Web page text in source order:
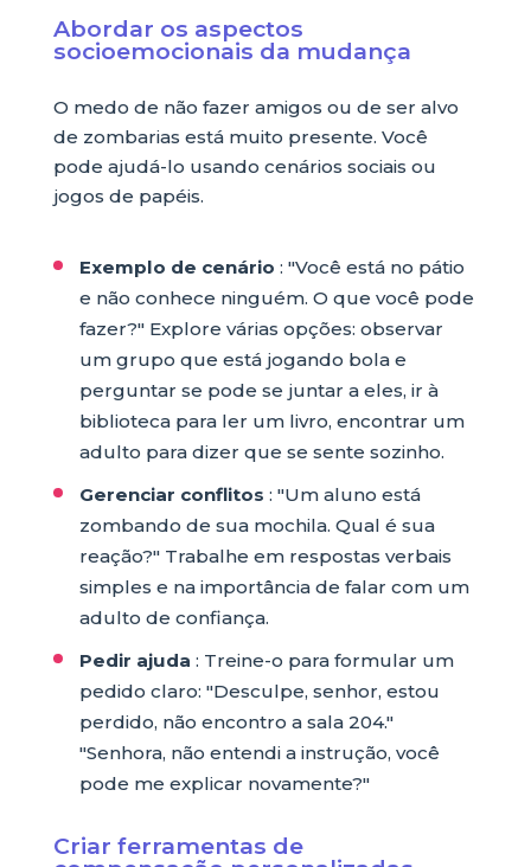
Abordar os aspectos
socioemocionais da mudança
O medo de não fazer amigos ou de ser alvo
de zombarias está muito presente. Você
pode ajudá-lo usando cenários sociais ou
jogos de papéis.
Exemplo de cenário : "Você está no pátio
e não conhece ninguém. O que você pode
fazer?" Explore várias opções: observar
um grupo que está jogando bola e
perguntar se pode se juntar a eles, ir à
biblioteca para ler um livro, encontrar um
adulto para dizer que se sente sozinho.
Gerenciar conflitos : "Um aluno está
zombando de sua mochila. Qual é sua
reação?" Trabalhe em respostas verbais
simples e na importância de falar com um
adulto de confiança.
Pedir ajuda : Treine-o para formular um
pedido claro: "Desculpe, senhor, estou
perdido, não encontro a sala 204."
"Senhora, não entendi a instrução, você
pode me explicar novamente?"
Criar ferramentas de